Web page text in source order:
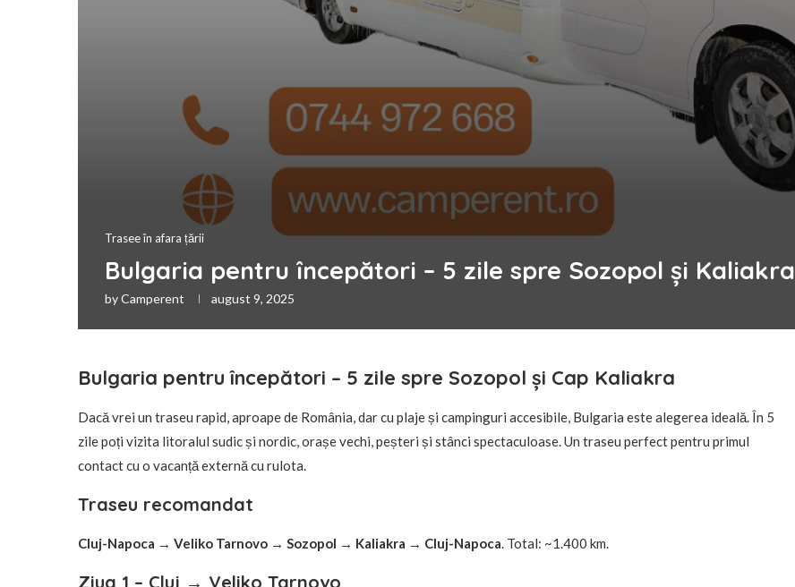
Trasee în afara țării
Bulgaria pentru începători – 5 zile spre Sozopol și Kaliakra
byCamperent august 9, 2025
Bulgaria pentru începători – 5 zile spre Sozopol și Cap Kaliakra
Dacă vrei un traseu rapid, aproape de România, dar cu plaje și campinguri accesibile, Bulgaria este alegerea ideală. În 5
zile poți vizita litoralul sudic și nordic, orașe vechi, peșteri și stânci spectaculoase. Un traseu perfect pentru primul
contact cu o vacanță externă cu rulota.
Traseu recomandat
Cluj-Napoca → Veliko Tarnovo → Sozopol → Kaliakra → Cluj-Napoca . Total: ~1.400 km.
Ziua 1 – Cluj → Veliko Tarnovo